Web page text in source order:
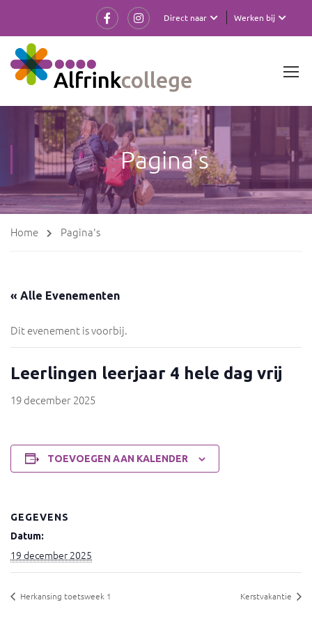
Werken bij
Direct naar
Pagina's
Home Pagina's
« Alle Evenementen
Dit evenement is voorbij.
Leerlingen leerjaar 4 hele dag vrij
19 december 2025
TOEVOEGEN AAN KALENDER
GEGEVENS
Datum:
19 december 2025
Herkansing toetsweek 1 Kerstvakantie